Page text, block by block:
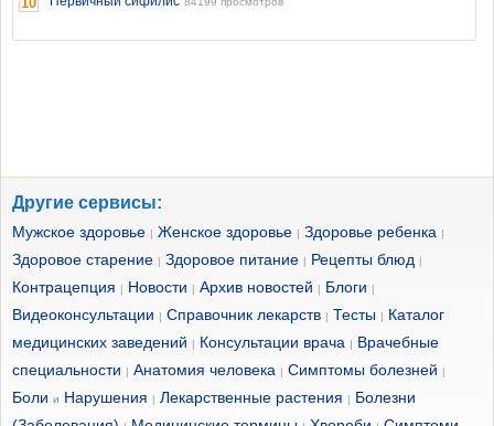
Другие сервисы:
Мужское здоровье | Женское здоровье | Здоровье ребенка |
Здоровое старение | Здоровое питание | Рецепты блюд |
Контрацепция | Новости | Архив новостей | Блоги |
Видеоконсультации | Справочник лекарств | Тесты | Каталог
медицинских заведений | Консультации врача | Врачебные
специальности | Анатомия человека | Симптомы болезней |
Боли и Нарушения | Лекарственные растения | Болезни